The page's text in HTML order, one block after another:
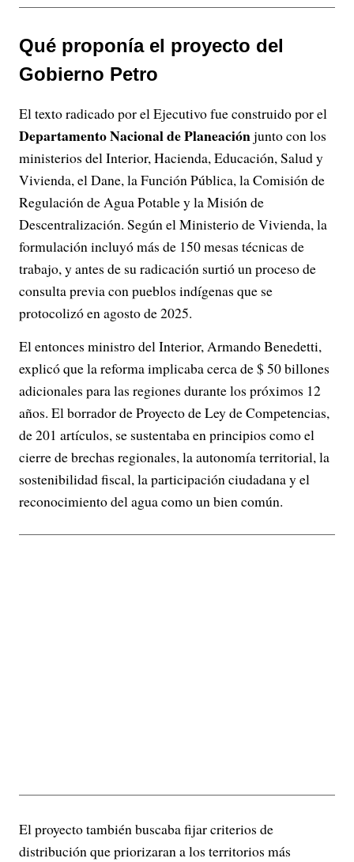
Qué proponía el proyecto del
Gobierno Petro
El texto radicado por el Ejecutivo fue construido por el
Departamento Nacional de Planeaciónjunto con los
ministerios del Interior, Hacienda, Educación, Salud y
Vivienda, el Dane, la Función Pública, la Comisión de
Regulación de Agua Potable y la Misión de
Descentralización. Según el Ministerio de Vivienda, la
formulación incluyó más de 150 mesas técnicas de
trabajo, y antes de su radicación surtió un proceso de
consulta previa con pueblos indígenas que se
protocolizó en agosto de 2025.
El entonces ministro del Interior, Armando Benedetti,
explicó que la reforma implicaba cerca de $ 50 billones
adicionales para las regiones durante los próximos 12
años. El borrador de Proyecto de Ley de Competencias,
de 201 artículos, se sustentaba en principios como el
cierre de brechas regionales, la autonomía territorial, la
sostenibilidad fiscal, la participación ciudadana y el
reconocimiento del agua como un bien común.
El proyecto también buscaba fijar criterios de
distribución que priorizaran a los territorios más